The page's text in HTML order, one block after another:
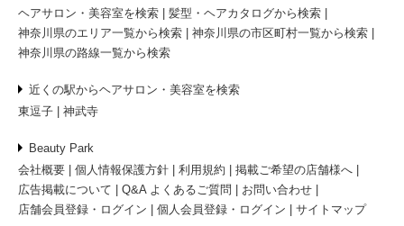
ヘアサロン・美容室を検索
髪型・ヘアカタログから検索
神奈川県のエリア一覧から検索
神奈川県の市区町村一覧から検索
神奈川県の路線一覧から検索
近くの駅からヘアサロン・美容室を検索
東逗子
神武寺
Beauty Park
会社概要
個人情報保護方針 利用規約
掲載ご希望の店舗様へ
広告掲載について
Q&A よくあるご質問
お問い合わせ
店舗会員登録・ログイン
個人会員登録・ログイン サイトマップ